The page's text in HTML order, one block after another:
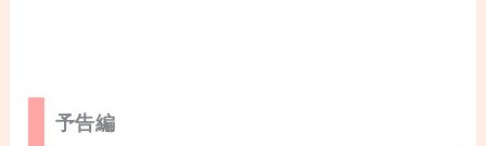
予告編